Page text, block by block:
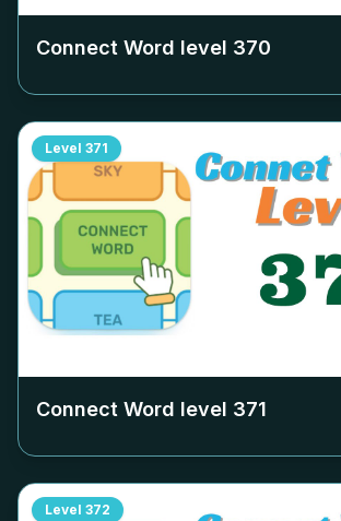
Connect Word level 370
Level 371
Connect Word level 371
Level 372